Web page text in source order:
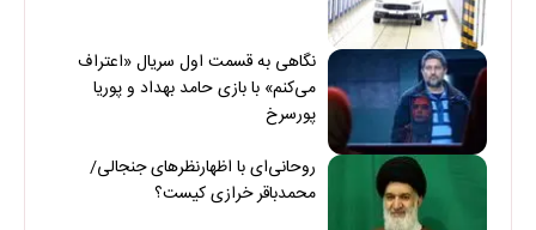
نگاهی به قسمت اول سریال «اعتراف
می‌کنم» با بازی حامد بهداد و پوریا
پورسرخ
روحانی‌ای با اظهارنظرهای جنجالی/
محمدباقر خرازی کیست؟